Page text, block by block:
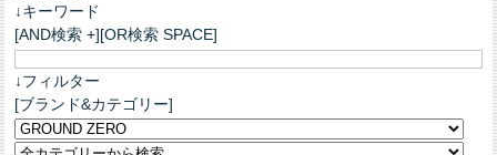
↓キーワード
[AND検索 +][OR検索 SPACE]
↓フィルター
[ブランド&カテゴリー]